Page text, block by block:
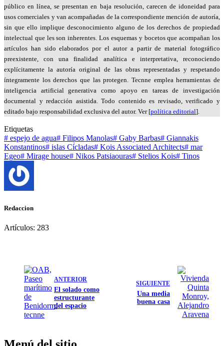
público en línea, se presentan en baja resolución, carecen de idoneidad para
usos comerciales y van acompañadas de la correspondiente mención de autoría,
sin que ello implique desconocimiento alguno de los derechos de propiedad
intelectual que les son inherentes. Los esquemas y bocetos que acompañan los
artículos han sido elaborados por el autor a partir de material fotográfico
preexistente, con una finalidad analítica e interpretativa, reconociendo
explícitamente la autoría original de las obras representadas y respetando
íntegramente los derechos que las protegen. Tecnne emplea herramientas de
inteligencia artificial generativa como apoyo en tareas de investigación
documental y redacción asistida. Todo contenido es revisado, verificado y
editado bajo responsabilidad exclusiva del autor. Ver [política editorial].
Etiquetas
# espejo de agua# Filipos Manolas# Gaby Barbas# Giannakis
Konstantinos# islas Cícladas# Kois Associated Architects# mar
Egeo# Mirage house# Nikos Patsiaouras# Stelios Kois# Tinos
Redaccion
Artículos: 283
ANTERIOR
El solado como
estructurante
del espacio
SIGUIENTE
Una media
buena casa